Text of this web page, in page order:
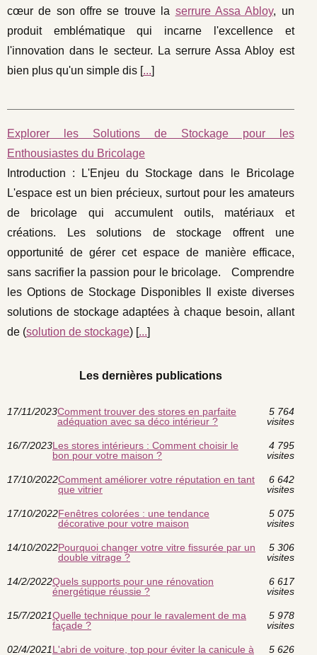
cœur de son offre se trouve la serrure Assa Abloy, un
produit emblématique qui incarne l'excellence et
l'innovation dans le secteur. La serrure Assa Abloy est
bien plus qu'un simple dis [...]
Explorer les Solutions de Stockage pour les
Enthousiastes du Bricolage
Introduction : L'Enjeu du Stockage dans le Bricolage
L'espace est un bien précieux, surtout pour les amateurs
de bricolage qui accumulent outils, matériaux et
créations. Les solutions de stockage offrent une
opportunité de gérer cet espace de manière efficace,
sans sacrifier la passion pour le bricolage. Comprendre
les Options de Stockage Disponibles Il existe diverses
solutions de stockage adaptées à chaque besoin, allant
de (solution de stockage) [...]
Les dernières publications
17/11/2023Comment trouver des stores en parfaite
adéquation avec sa déco intérieur ?
5 764
visites
16/7/2023Les stores intérieurs : Comment choisir le
bon pour votre maison ?
4 795
visites
17/10/2022Comment améliorer votre réputation en tant
que vitrier
6 642
visites
17/10/2022Fenêtres colorées : une tendance
décorative pour votre maison
5 075
visites
14/10/2022Pourquoi changer votre vitre fissurée par un
double vitrage ?
5 306
visites
14/2/2022Quels supports pour une rénovation
énergétique réussie ?
6 617
visites
15/7/2021Quelle technique pour le ravalement de ma
façade ?
5 978
visites
02/4/2021L'abri de voiture, top pour éviter la canicule à
5 626